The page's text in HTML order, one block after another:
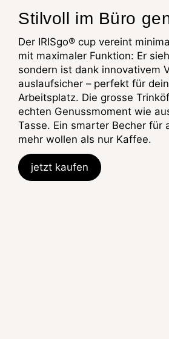
Stilvoll im Büro
Der IRISgo® cup vereint
mit maximaler Funktion: Er
sondern ist dank innovativem
auslaufsicher – perfekt für
Arbeitsplatz. Die grosse
echten Genussmoment wie
Tasse. Ein smarter Becher für
mehr wollen als nur Kaffee.
jetzt kaufen